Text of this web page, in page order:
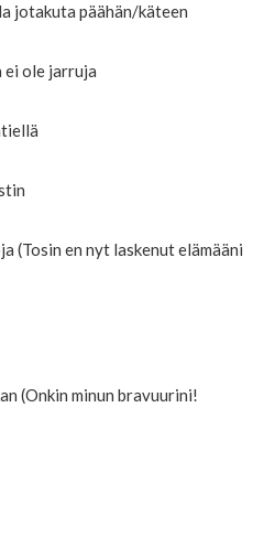
jotakuta päähän/käteen
ei ole jarruja
(Tosin en nyt laskenut elämääni
(Onkin minun bravuurini!